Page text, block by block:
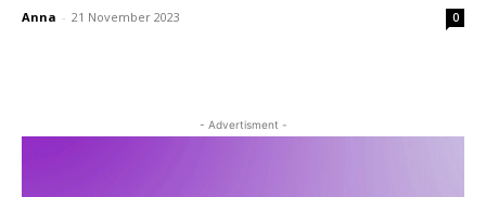
Anna - 21 November 2023 0
- Advertisment -